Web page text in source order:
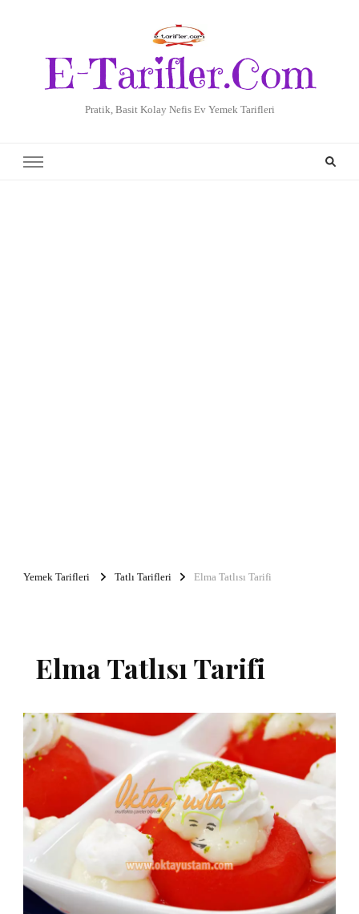
E-Tarifler.Com
Pratik, Basit Kolay Nefis Ev Yemek Tarifleri
Yemek Tarifleri Tatlı Tarifleri Elma Tatlısı Tarifi
Elma Tatlısı Tarifi